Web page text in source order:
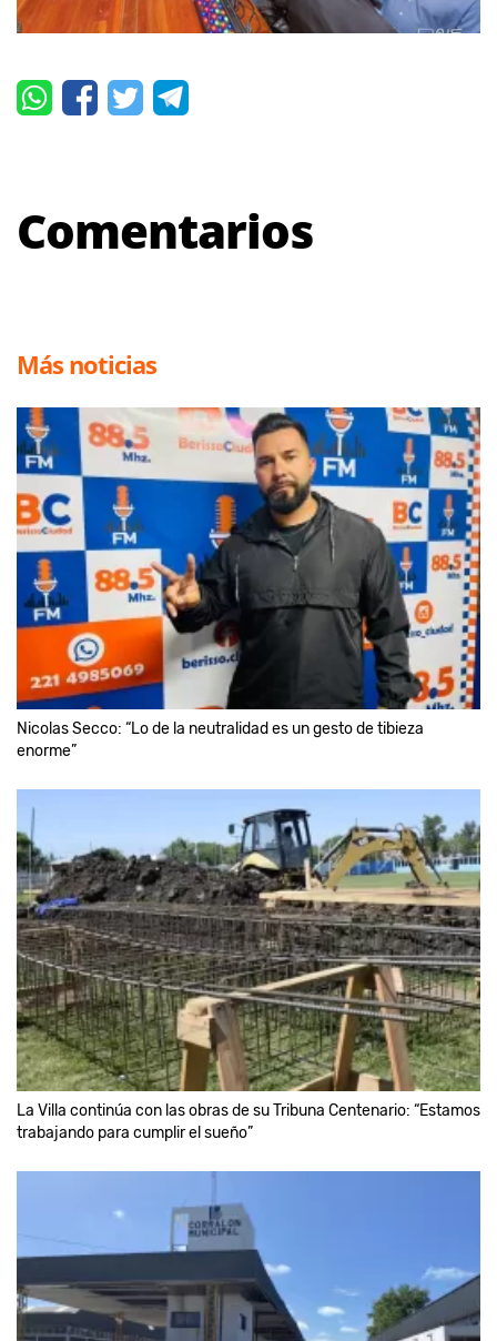
Comentarios
Más noticias
Nicolas Secco: “Lo de la neutralidad es un gesto de tibieza
enorme”
La Villa continúa con las obras de su Tribuna Centenario: “Estamos
trabajando para cumplir el sueño”